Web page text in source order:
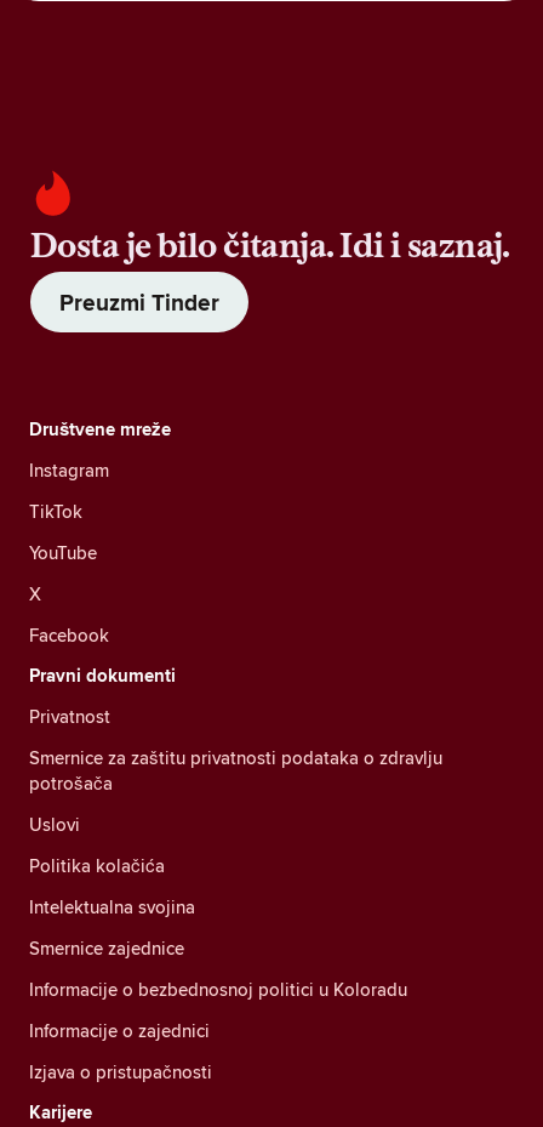
Dosta je bilo čitanja. Idi i saznaj.
Preuzmi Tinder
Društvene mreže
Instagram
TikTok
YouTube
X
Facebook
Pravni dokumenti
Privatnost
Smernice za zaštitu privatnosti podataka o zdravlju
potrošača
Uslovi
Politika kolačića
Intelektualna svojina
Smernice zajednice
Informacije o bezbednosnoj politici u Koloradu
Informacije o zajednici
Izjava o pristupačnosti
Karijere